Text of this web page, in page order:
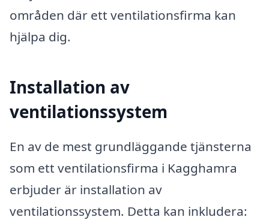
områden där ett ventilationsfirma kan
hjälpa dig.
Installation av
ventilationssystem
En av de mest grundläggande tjänsterna
som ett ventilationsfirma i Kagghamra
erbjuder är installation av
ventilationssystem. Detta kan inkludera: